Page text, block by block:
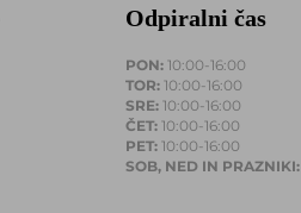
Odpiralni čas
PON: 10:00-16:00
TOR: 10:00-16:00
SRE: 10:00-16:00
ČET: 10:00-16:00
PET: 10:00-16:00
SOB, NED IN PRAZNIKI: